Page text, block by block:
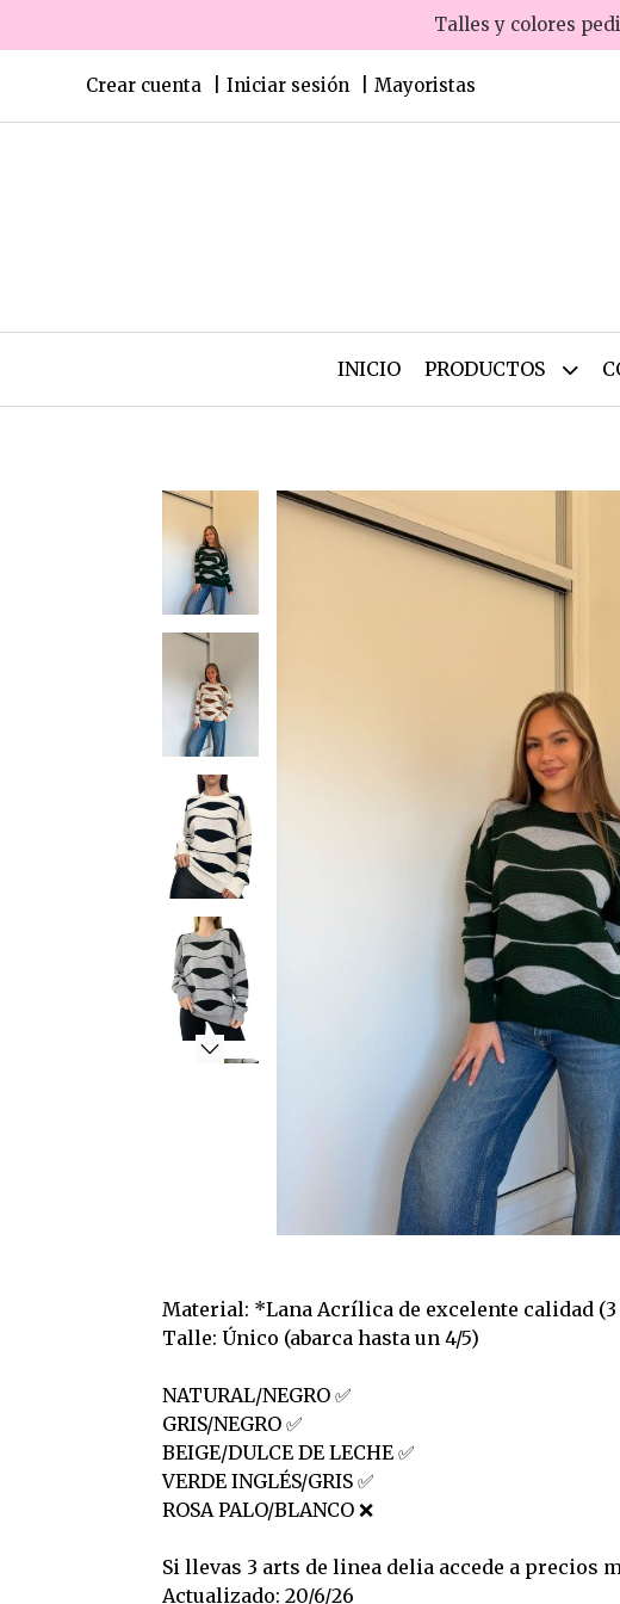
Talles y colores
Crear cuenta Iniciar sesión Mayoristas
INICIO PRODUCTOS
Material: *Lana Acrílica de excelente calidad (3
Talle: Único (abarca hasta un 4/5)
NATURAL/NEGRO ✅️
GRIS/NEGRO ✅️
BEIGE/DULCE DE LECHE ✅️
VERDE INGLÉS/GRIS ✅️
ROSA PALO/BLANCO ❌
Si llevas 3 arts de linea delia accede a precios
Actualizado: 20/6/26